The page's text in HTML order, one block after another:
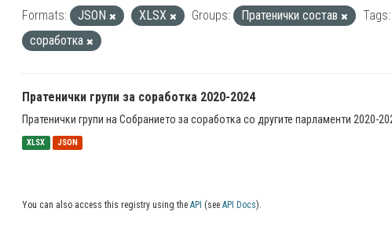
Formats: JSON XLSX Groups: Пратенички состав
Tags:
соработка
Пратенички групи за соработка 2020-2024
Пратенички групи на Собранието за соработка со другите парламенти 2020-
XLSX JSON
You can also access this registry using the API (see API Docs).